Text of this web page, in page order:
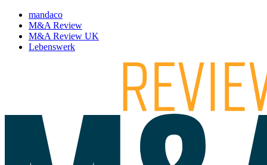
mandaco
M&A Review
M&A Review UK
Lebenswerk